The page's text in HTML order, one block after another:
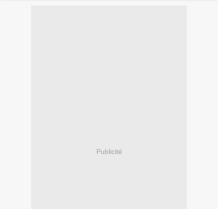
Publicité